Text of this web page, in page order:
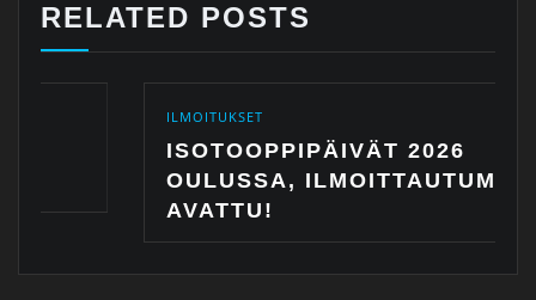
RELATED POSTS
ILMOITUKSET
ISOTOOPPIPÄIVÄT 2026
OULUSSA, ILMOITTAUTUMINEN
AVATTU!